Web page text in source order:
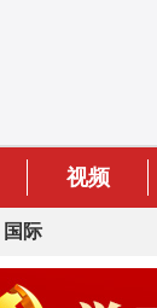
视频
国际